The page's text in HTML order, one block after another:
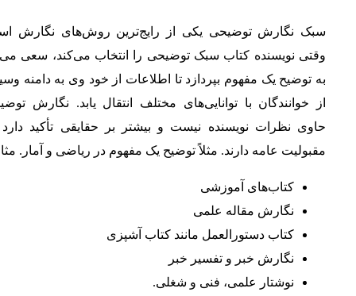
سبک نگارش توضیحی یکی از رایج‌ترین روش‌های نگارش
وقتی نویسنده کتاب سبک توضیحی را انتخاب می‌کند، سعی
به توضیح یک مفهوم بپردازد تا اطلاعات از خود وی به دامنه
از خوانندگان با توانایی‌های مختلف انتقال یابد. نگارش
حاوی نظرات نویسنده نیست و بیشتر بر حقایقی تأکید
مقبولیت عامه دارند. مثلاً توضیح یک مفهوم در ریاضی و آمار.
کتاب‌های آموزشی
نگارش مقاله علمی
کتاب دستورالعمل مانند کتاب آشپزی
نگارش خبر و تفسیر خبر
نوشتار علمی، فنی و شغلی.